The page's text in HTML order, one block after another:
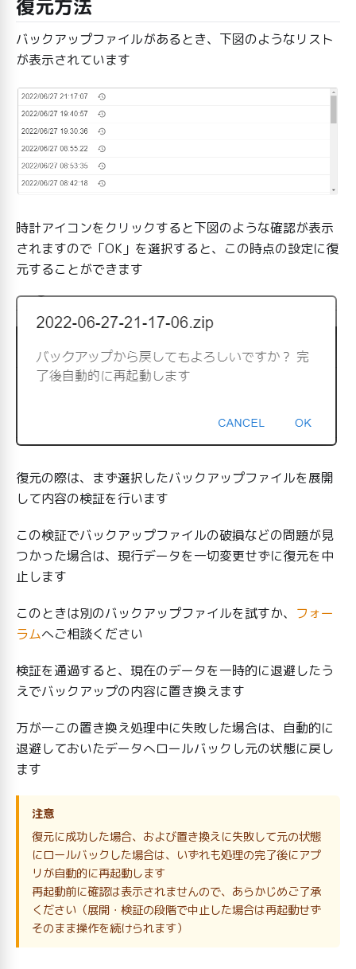
復元方法
バックアップファイルがあるとき、下図のようなリスト
が表示されています
時計アイコンをクリックすると下図のような確認が表示
されますので「OK」を選択すると、この時点の設定に復
元することができます
復元の際は、まず選択したバックアップファイルを展開
して内容の検証を行います
この検証でバックアップファイルの破損などの問題が見
つかった場合は、現行データを一切変更せずに復元を中
止します
このときは別のバックアップファイルを試すか、 フォー
ラムへご相談ください
検証を通過すると、現在のデータを一時的に退避したう
えでバックアップの内容に置き換えます
万が一この置き換え処理中に失敗した場合は、自動的に
退避しておいたデータへロールバックし元の状態に戻し
ます
注意
復元に成功した場合、および置き換えに失敗して元の状態
にロールバックした場合は、いずれも処理の完了後にアプ
リが自動的に再起動します
再起動前に確認は表示されませんので、あらかじめご了承
ください（展開・検証の段階で中止した場合は再起動せず
そのまま操作を続けられます）